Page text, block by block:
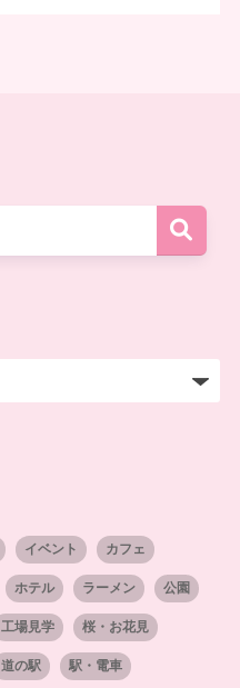
イベント カフェ
ホテル ラーメン 公園
工場見学 桜・お花見
道の駅 駅・電車